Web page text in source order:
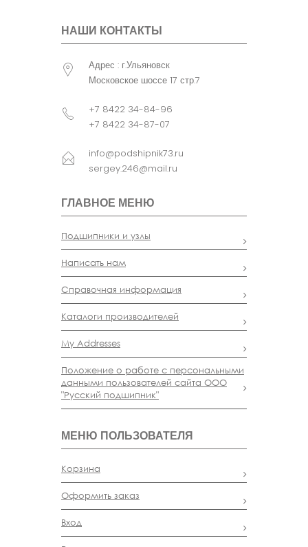
упорным кольцом .
НАШИ КОНТАКТЫ
Адрес : г.Ульяновск
Московское шоссе 17 стр.7
+7 8422 34-84-96
+7 8422 34-87-07
info@podshipnik73.ru
sergey.246@mail.ru
ГЛАВНОЕ МЕНЮ
Подшипники и узлы
Написать нам
Справочная информация
Каталоги производителей
My Addresses
Положение о работе с персональными
данными пользователей сайта ООО
"Русский подшипник"
МЕНЮ ПОЛЬЗОВАТЕЛЯ
Корзина
Оформить заказ
Вход